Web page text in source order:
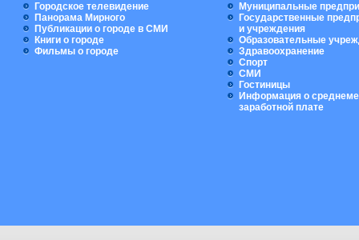
Городское телевидение
Панорама Мирного
Публикации о городе в СМИ
Книги о городе
Фильмы о городе
Муниципальные
Государственные
и учреждения
Образовательные
Здравоохранение
Спорт
СМИ
Гостиницы
Информация о
заработной плате